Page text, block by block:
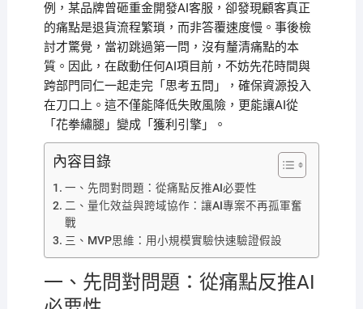
例，某品牌曾砸重金開發AI客服，卻發現顧客真正
的痛點是退貨流程繁瑣，而非答覆速度慢。事後檢
討才驚覺，當初跳過第一問，沒有釐清痛點的本
質。因此，在啟動任何AI項目前，不妨先花時間與
跨部門同仁一起走完「思考五問」，確保資源投入
在刀口上。這不僅能降低失敗風險，更能讓AI從
「花拳繡腿」變成「獲利引擎」。
內容目錄
一、先問對問題：從痛點反推AI必要性
二、量化效益與跨域協作：讓AI專案不再孤軍奮
戰
三、MVP思維：用小規模實驗快速驗證假設
一、先問對問題：從痛點反推AI